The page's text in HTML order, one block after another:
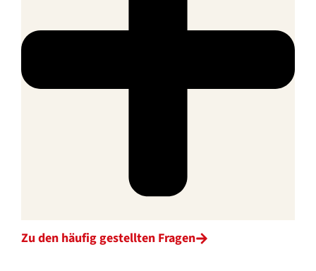
Zu den häufig gestellten Fragen